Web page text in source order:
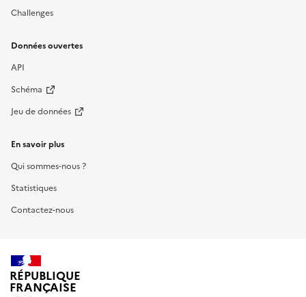
Challenges
Données ouvertes
API
Schéma
Jeu de données
En savoir plus
Qui sommes-nous ?
Statistiques
Contactez-nous
RÉPUBLIQUE
FRANÇAISE